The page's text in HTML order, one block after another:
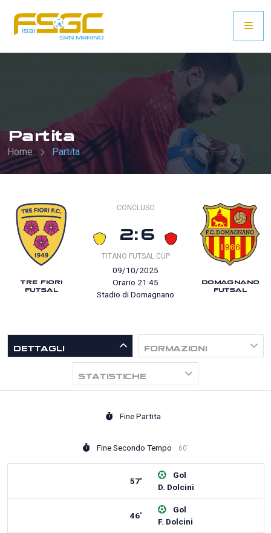
Partita
Home Partita
CONCLUSO
2:6
TITANO FUTSAL CUP
09/10/2025
Orario 21:45
Stadio di Domagnano
DETTAGLI FORMAZIONI
STATISTICHE
Fine Partita
Fine Secondo Tempo 60'
57'
Gol
D. Dolcini
46'
Gol
F. Dolcini